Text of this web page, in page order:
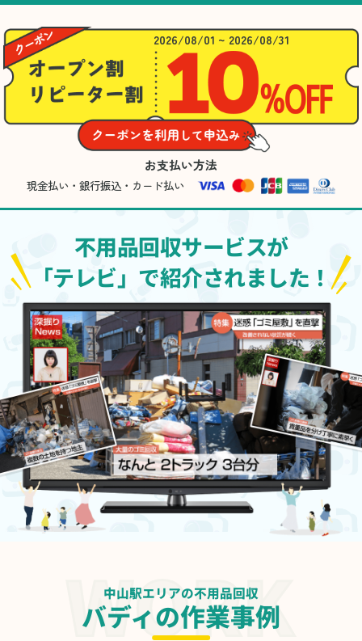
2026/08/01 ~ 2026/08/31
お支払い方法
現金払い・銀行振込・カード払い
不用品回収サービスが
「テレビ」で紹介されました！
中山駅エリアの不用品回収
バディの作業事例